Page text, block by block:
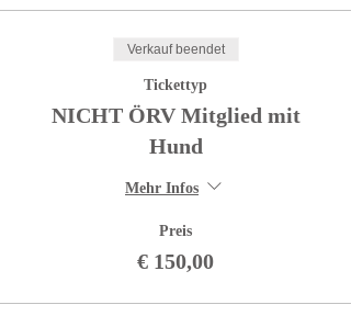
Verkauf beendet
Tickettyp
NICHT ÖRV Mitglied mit
Hund
Mehr Infos
Preis
€ 150,00